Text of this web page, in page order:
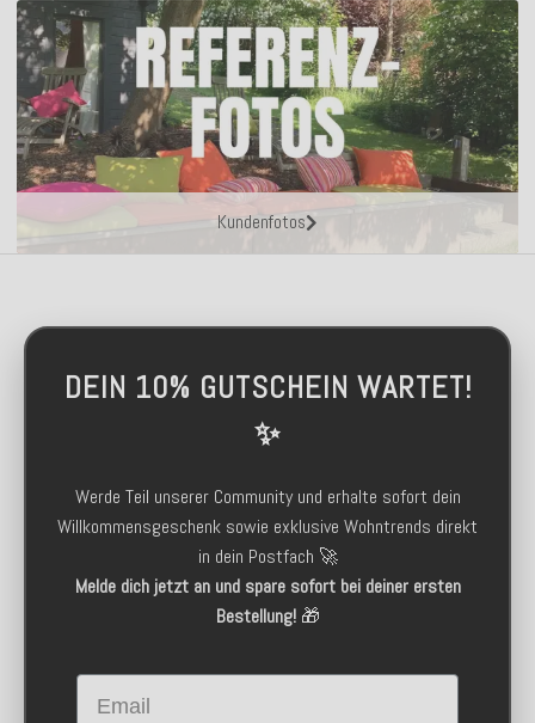
Kundenfotos
DEIN 10% GUTSCHEIN WARTET!
✨
Werde Teil unserer Community und erhalte sofort dein
Willkommensgeschenk sowie exklusive Wohntrends direkt
in dein Postfach 🚀
Melde dich jetzt an und spare sofort bei deiner ersten
Bestellung!🎁
Email